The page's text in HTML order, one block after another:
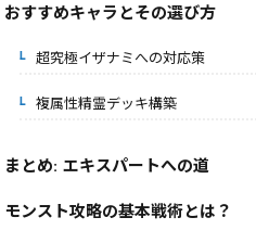
4.
おすすめキャラとその選び方
4-1.超究極イザナミへの対応策
4-2.複属性精霊デッキ構築
まとめ: エキスパートへの道
モンスト攻略の基本戦術とは？